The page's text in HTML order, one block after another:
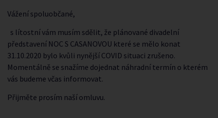
Vážení spoluobčané,
s lítostní vám musím sdělit, že plánované divadelní
představení NOC S CASANOVOU které se mělo konat
31.10.2020 bylo kvůli nynější COVID situaci zrušeno.
Momentálně se snažíme dojednat náhradní termín o kterém
vás budeme včas informovat.
Přijměte prosím naší omluvu.